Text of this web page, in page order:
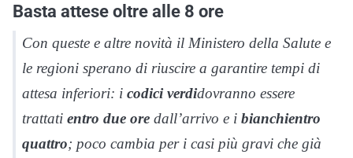
Basta attese oltre alle 8 ore
Con queste e altre novità il Ministero della Salute e
le regioni sperano di riuscire a garantire tempi di
attesa inferiori: i codici verdidovranno essere
trattati entro due ore dall’arrivo e i bianchientro
quattro; poco cambia per i casi più gravi che già